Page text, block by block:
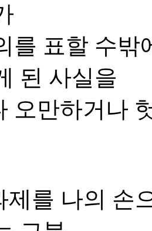
를 표할 수밖
된 사실을
오만하거나
제를 나의 손